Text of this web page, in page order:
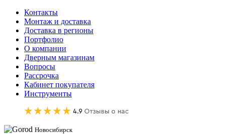
Контакты
Монтаж и доставка
Доставка в регионы
Портфолио
О компании
Дверным магазинам
Вопросы
Рассрочка
Кабинет покупателя
Инструменты
Новосибирск